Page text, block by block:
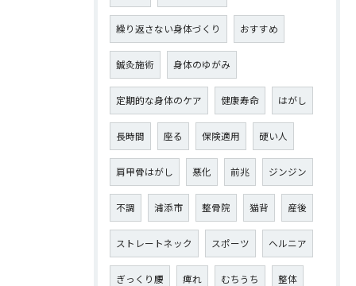
繰り返さない身体づくり おすすめ
鍼灸施術 身体のゆがみ
定期的な身体のケア 健康寿命 はがし
長時間 座る 保険適用 硬い人
肩甲骨はがし 悪化 前兆 ジンジン
不調 浦添市 整骨院 猫背 産後
ストレートネック スポーツ ヘルニア
ぎっくり腰 痺れ むちうち 整体